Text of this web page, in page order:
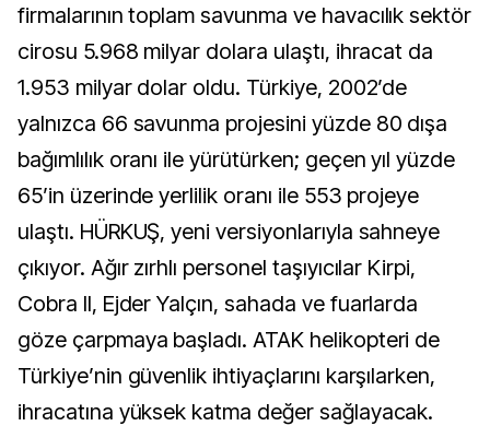
firmalarının toplam savunma ve havacılık sektör
cirosu 5.968 milyar dolara ulaştı, ihracat da
1.953 milyar dolar oldu. Türkiye, 2002’de
yalnızca 66 savunma projesini yüzde 80 dışa
bağımlılık oranı ile yürütürken; geçen yıl yüzde
65’in üzerinde yerlilik oranı ile 553 projeye
ulaştı. HÜRKUŞ, yeni versiyonlarıyla sahneye
çıkıyor. Ağır zırhlı personel taşıyıcılar Kirpi,
Cobra II, Ejder Yalçın, sahada ve fuarlarda
göze çarpmaya başladı. ATAK helikopteri de
Türkiye’nin güvenlik ihtiyaçlarını karşılarken,
ihracatına yüksek katma değer sağlayacak.